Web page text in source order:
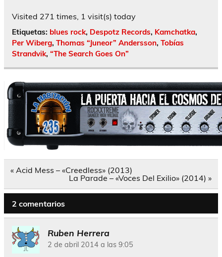
Visited 271 times, 1 visit(s) today
Etiquetas: blues rock, Despotz Records, Kamchatka,
Per Wiberg, Thomas “Juneor” Andersson, Tobías
Strandvik, “The Search Goes On”
Navegación
« Acid Mess – «Creedless» (2013)
La Parade – «Voces Del Exilio» (2014) »
2 comentarios
Ruben Herrera
2 de abril 2014 a las 9:05